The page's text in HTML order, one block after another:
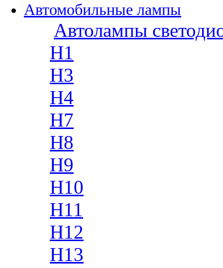
Автомобильные лампы
Автолампы
H1
H3
H4
H7
H8
H9
H10
H11
H12
H13